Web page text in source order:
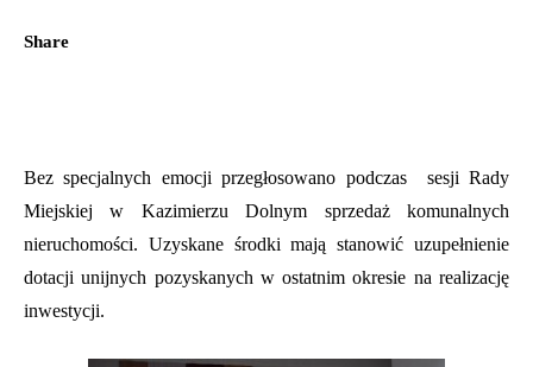
Share
Bez specjalnych emocji przegłosowano podczas sesji Rady
Miejskiej w Kazimierzu Dolnym sprzedaż komunalnych
nieruchomości. Uzyskane środki mają stanowić uzupełnienie
dotacji unijnych pozyskanych w ostatnim okresie na realizację
inwestycji.